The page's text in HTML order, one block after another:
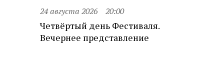
24 августа 2026 20:00
Четвёртый день Фестиваля.
Вечернее представление